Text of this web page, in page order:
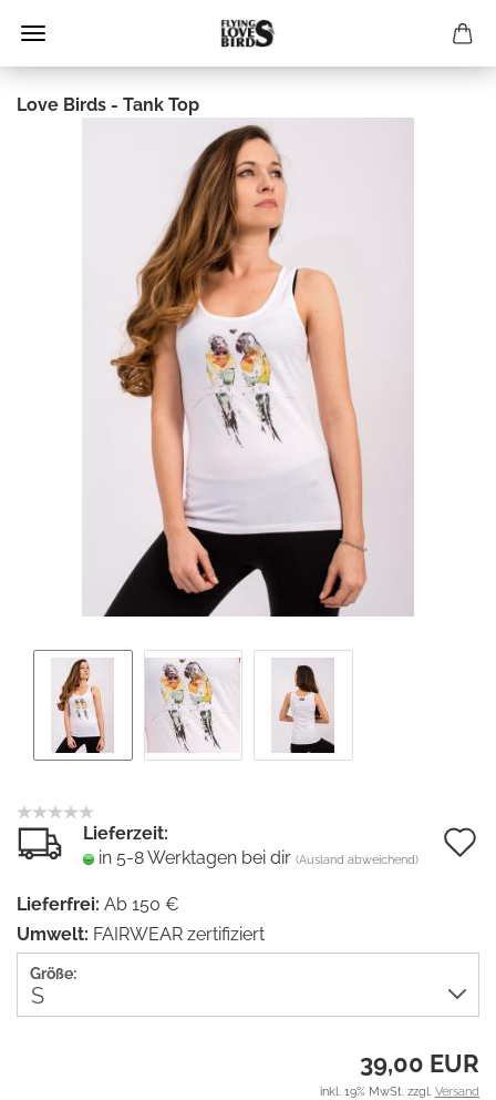
Love Birds - Tank Top
Lieferzeit:
in 5-8 Werktagen bei dir (Ausland abweichend)
Lieferfrei: Ab 150 €
Umwelt: FAIRWEAR zertifiziert
Größe:
39,00 EUR
inkl. 19% MwSt. zzgl. Versand